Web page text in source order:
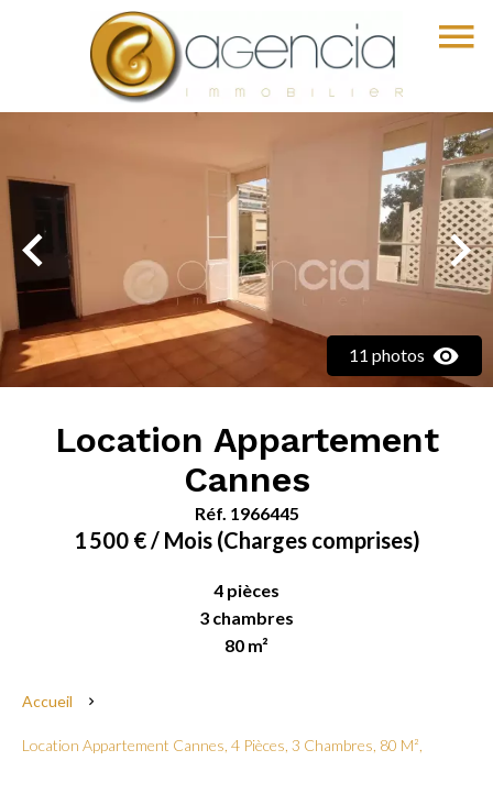
11 photos
Location Appartement
Cannes
Réf. 1966445
1 500 € / Mois (Charges comprises)
4 pièces
3 chambres
80 m²
Accueil
Location Appartement Cannes, 4 Pièces, 3 Chambres, 80 M²,